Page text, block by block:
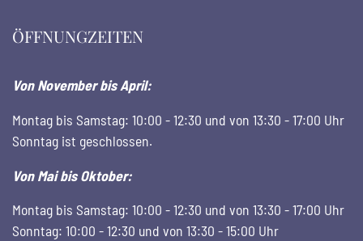
ÖFFNUNGZEITEN
Von November bis April:
Montag bis Samstag: 10:00 - 12:30 und von 13:30 - 17:00 Uhr
Sonntag ist geschlossen.
Von Mai bis Oktober:
Montag bis Samstag: 10:00 - 12:30 und von 13:30 - 17:00 Uhr
Sonntag: 10:00 - 12:30 und von 13:30 - 15:00 Uhr